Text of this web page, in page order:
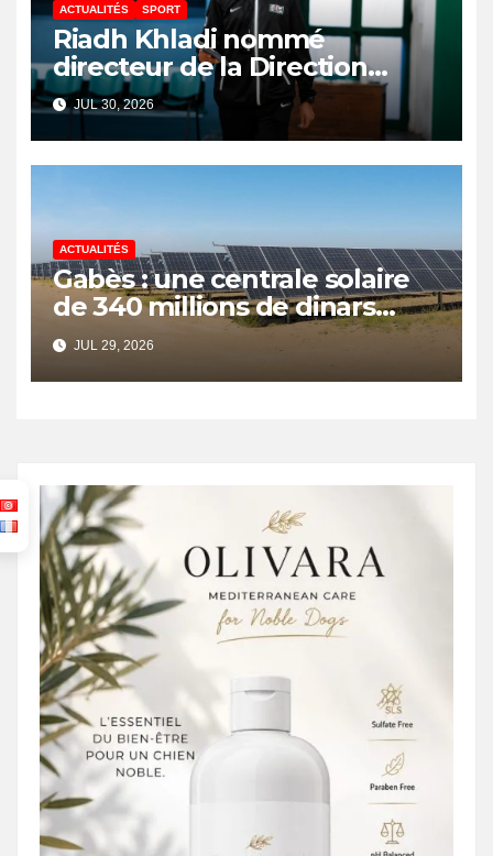
ACTUALITÉS SPORT
Riadh Khladi nommé
directeur de la Direction
Nationale de l’Arbitrage
JUL 30, 2026
ACTUALITÉS
Gabès : une centrale solaire
de 340 millions de dinars
pour renforcer la transition
énergétique et créer 400
emplois
JUL 29, 2026